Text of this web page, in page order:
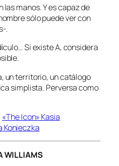
las manos. Y es capaz de
sólo puede ver con
.
Si existe A, considera
un territorio, un catálogo
simplista. Perversa como
«The Icon» Kasia
Konieczka
WILLIAMS